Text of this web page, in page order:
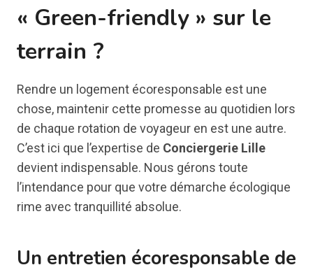
« Green-friendly » sur le
terrain ?
Rendre un logement écoresponsable est une
chose, maintenir cette promesse au quotidien lors
de chaque rotation de voyageur en est une autre.
C’est ici que l’expertise de Conciergerie Lille
devient indispensable. Nous gérons toute
l’intendance pour que votre démarche écologique
rime avec tranquillité absolue.
Un entretien écoresponsable de